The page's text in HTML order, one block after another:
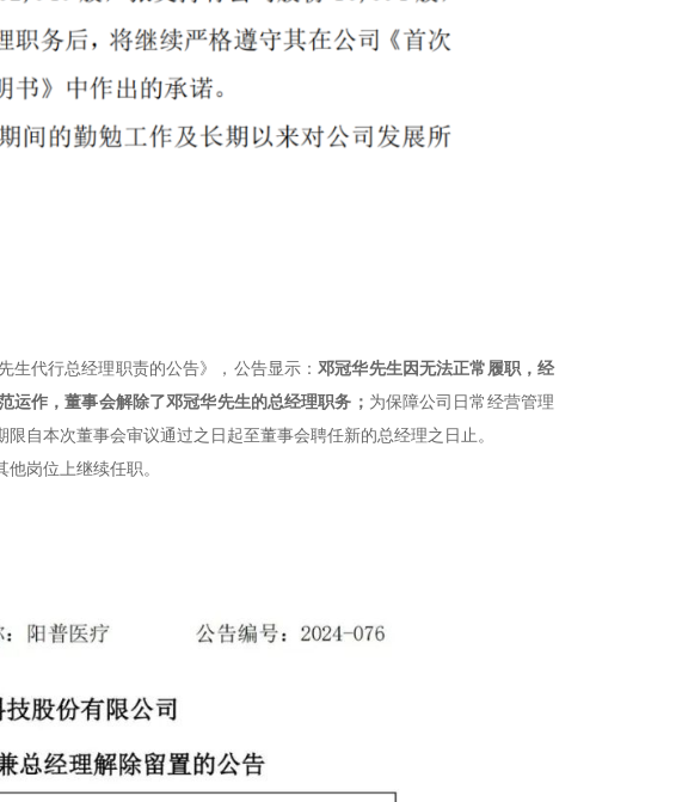
生代行总经理职责的公告》，公告显示：邓冠华先生因无法正常履职，经
作，董事会解除了邓冠华先生的总经理职务； 为保障公司日常经营管理
限自本次董事会审议通过之日起至董事会聘任新的总经理之日止。
岗位上继续任职。